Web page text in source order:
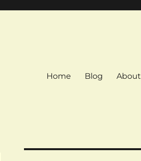
Home Blog About